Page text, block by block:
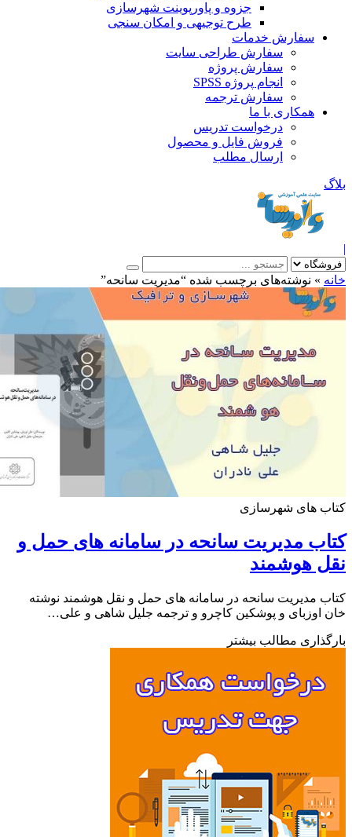
جزوه و پاورپوینت شهرسازی
طرح توجیهی و امکان سنجی
سفارش خدمات
سفارش طراحی سایت
سفارش پروژه
انجام پروژه SPSS
سفارش ترجمه
همکاری با ما
درخواست تدریس
فروش فایل و محصول
ارسال مطلب
»نوشته‌های برچسب شده “مدیریت سانحه”
های شهرسازی
مدیریت سانحه در سامانه های حمل و
هوشمند
مدیریت سانحه در سامانه های حمل و نقل هوشمند نوشته
اوزبای و پوشکین کاچرو و ترجمه جلیل شاهی و علی…
مطالب بیشتر